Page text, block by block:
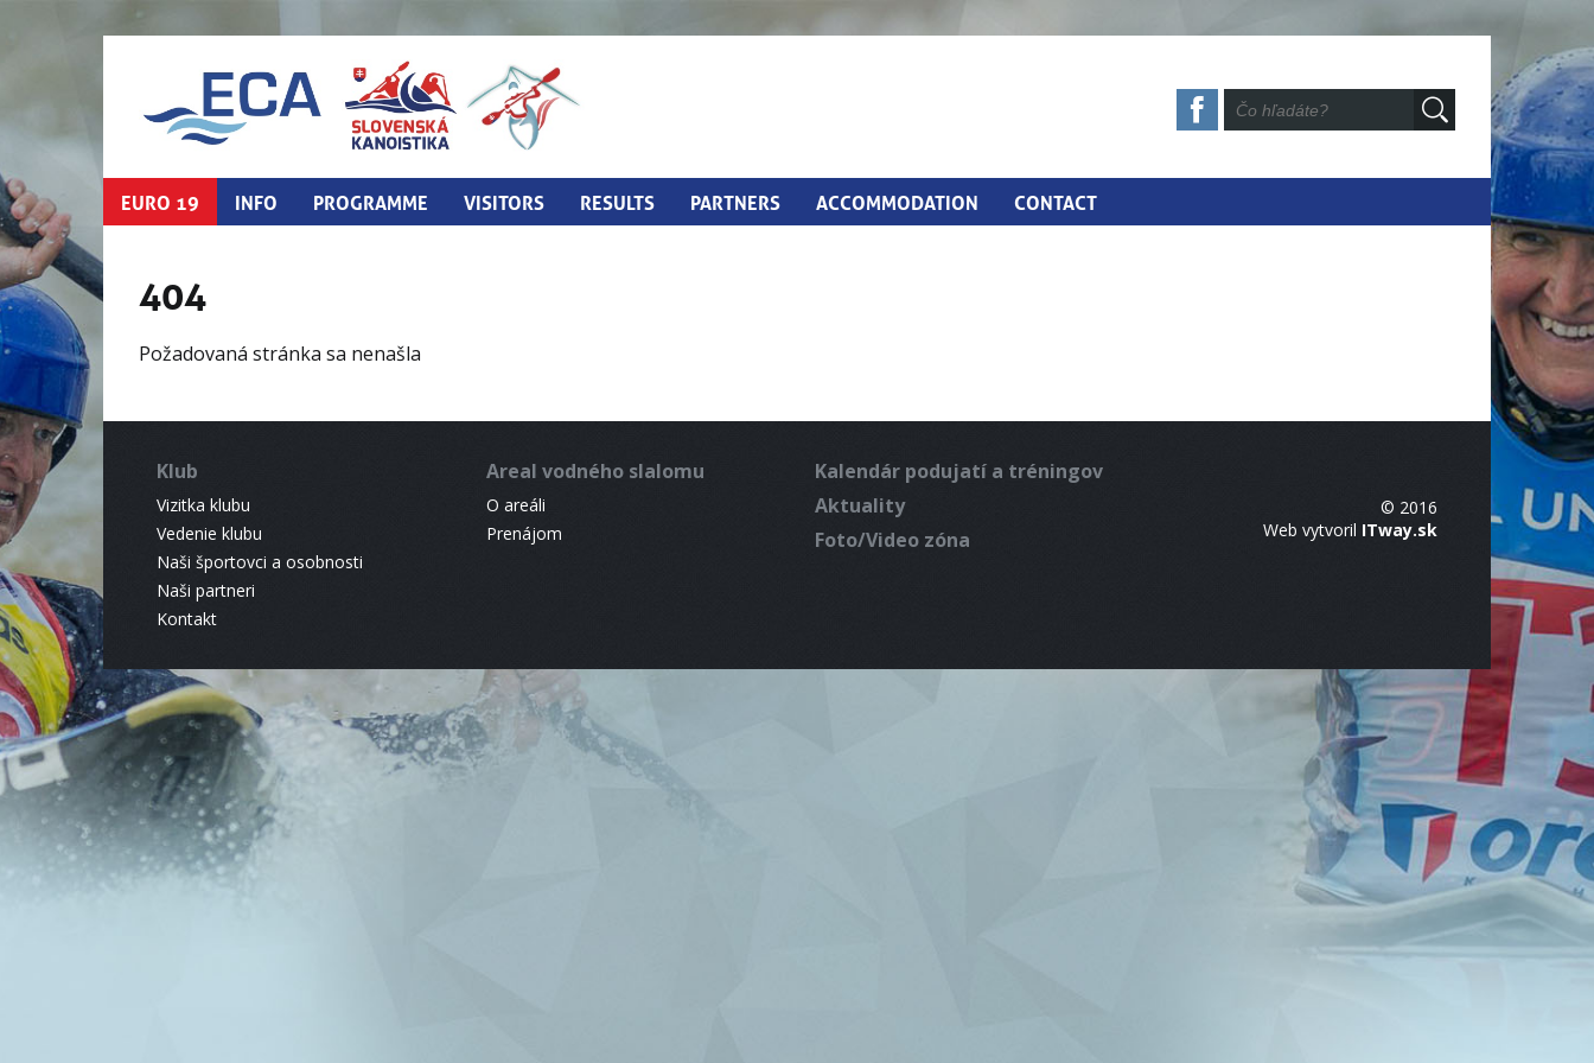
EURO 19 INFO PROGRAMME VISITORS RESULTS PARTNERS ACCOMMODATION CONTACT
404
Požadovaná stránka sa nenašla
Klub
Vizitka klubu
Vedenie klubu
Naši športovci a osobnosti
Naši partneri
Kontakt
Areal vodného slalomu
O areáli
Prenájom
Kalendár podujatí a tréningov
Aktuality
Foto/Video zóna
© 2016
Web vytvoril ITway.sk